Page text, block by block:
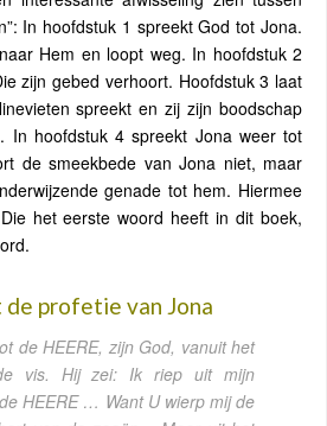
In hoofdstuk 1 spreekt God tot Jona.
Hem en loopt weg. In hoofdstuk 2
zijn gebed verhoort. Hoofdstuk 3 laat
spreekt en zij zijn boodschap
In hoofdstuk 4 spreekt Jona weer tot
de smeekbede van Jona niet, maar
genade tot hem. Hiermee
het eerste woord heeft in dit boek,
profetie van Jona
de HEERE, zijn God, vanuit het
vis. Hij zei: Ik riep uit mijn
HEERE … Want U wierp mij de